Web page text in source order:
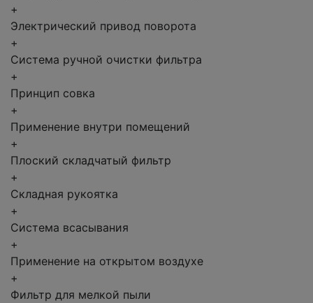
+
Электрический привод поворота
+
Система ручной очистки фильтра
+
Принцип совка
+
Применение внутри помещений
+
Плоский складчатый фильтр
+
Складная рукоятка
+
Система всасывания
+
Применение на открытом воздухе
+
Фильтр для мелкой пыли